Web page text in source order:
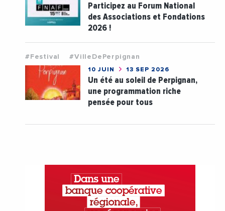
Participez au Forum National
des Associations et Fondations
2026 !
#Festival #VilleDePerpignan
10 JUIN 13 SEP 2026
Un été au soleil de Perpignan,
une programmation riche
pensée pour tous